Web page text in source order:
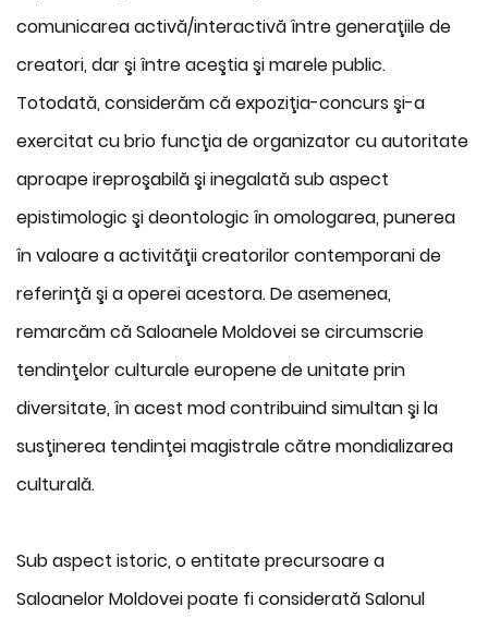
comunicarea activă/interactivă între generaţiile de
creatori, dar şi între aceştia şi marele public.
Totodată, considerăm că expoziţia-concurs şi-a
exercitat cu brio funcţia de organizator cu autoritate
aproape ireproşabilă şi inegalată sub aspect
epistimologic şi deontologic în omologarea, punerea
în valoare a activităţii creatorilor contemporani de
referinţă şi a operei acestora. De asemenea,
remarcăm că Saloanele Moldovei se circumscrie
tendinţelor culturale europene de unitate prin
diversitate, în acest mod contribuind simultan şi la
susţinerea tendinţei magistrale către mondializarea
culturală.
Sub aspect istoric, o entitate precursoare a
Saloanelor Moldovei poate fi considerată Salonul